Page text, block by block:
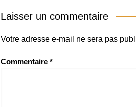
Laisser un commentaire
Votre adresse e-mail ne sera pas
Commentaire *